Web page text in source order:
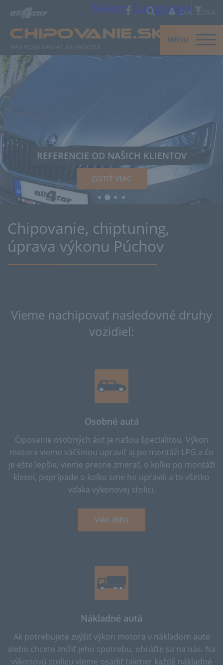
Select Language ▼
ZÁK. ZÓNA
MENU
REFERENCIE OD NAŠICH KLIENTOV
ZISTIŤ VIAC
Chipovanie, chiptuning,
úprava výkonu Púchov
Vieme nachipovať nasledovné druhy
vozidiel:
Osobné autá
Čipovanie osobných áut je našou špecialitou. Výkon
motora vieme väčšinou upraviť aj po montáži LPG a čo
je ešte lepšie, vieme presne zmerať, o koľko po montáži
klesol, poprípade o koľko sme ho upravili a to všetko
vďaka výkonovej stolici.
VIAC INFO
Nákladné autá
Ak potrebujete zvýšiť výkon motora v nákladom aute
alebo chcete znížiť jeho spotrebu, obráťte sa na nás. Na
výkonovú stolicu vieme osadiť takmer každé nákladné